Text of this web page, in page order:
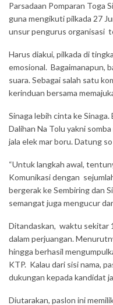
Parsadaan Pomparan Toga
guna mengikuti pilkada 27
unsur pengurus organisasi
Harus diakui, pilkada di
emosional. Bagaimanapun,
suara. Sebagai salah satu
kerinduan bersama
Sinaga lebih cinta ke
Dalihan Na Tolu yakni
jala elek mar boru. Datung
“Untuk langkah awal,
Komunikasi dengan
bergerak ke Sembiring dan
semangat juga mengucur
Ditandaskan, waktu sekitar
dalam perjuangan.
hingga berhasil
KTP. Kalau dari sisi nama,
dukungan kepada kandidat
Diutarakan, paslon ini